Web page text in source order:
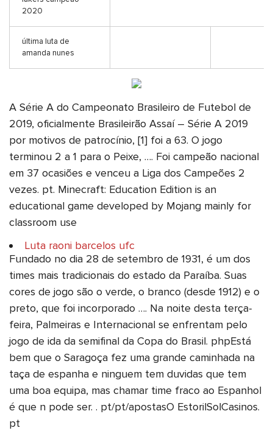
2020
última luta de
amanda nunes
A Série A do Campeonato Brasileiro de Futebol de
2019, oficialmente Brasileirão Assaí – Série A 2019
por motivos de patrocínio, [1] foi a 63. O jogo
terminou 2 a 1 para o Peixe, …. Foi campeão nacional
em 37 ocasiões e venceu a Liga dos Campeões 2
vezes. pt. Minecraft: Education Edition is an
educational game developed by Mojang mainly for
classroom use
Luta raoni barcelos ufc
Fundado no dia 28 de setembro de 1931, é um dos
times mais tradicionais do estado da Paraíba. Suas
cores de jogo são o verde, o branco (desde 1912) e o
preto, que foi incorporado …. Na noite desta terça-
feira, Palmeiras e Internacional se enfrentam pelo
jogo de ida da semifinal da Copa do Brasil. phpEstá
bem que o Saragoça fez uma grande caminhada na
taça de espanha e ninguem tem duvidas que tem
uma boa equipa, mas chamar time fraco ao Espanhol
é que n pode ser. . pt/pt/apostasO EstorilSolCasinos.
pt